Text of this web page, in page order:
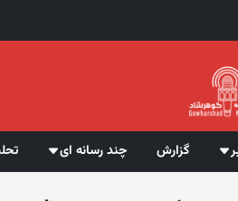
گزارش چند رسانه ای